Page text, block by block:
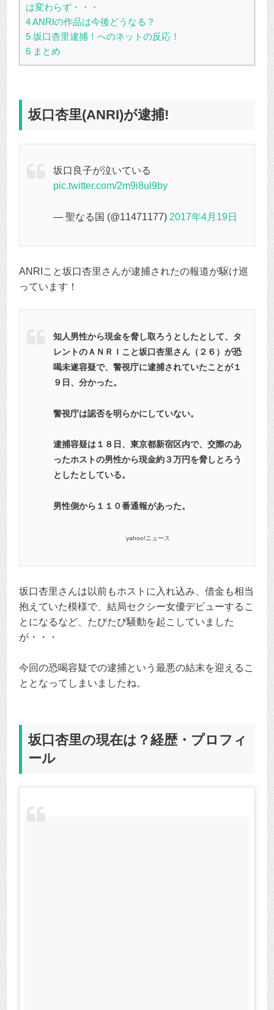
は変わらず・・・
4ANRIの作品は今後どうなる？
5 坂口杏里逮捕！へのネットの反応！
6 まとめ
坂口杏里(ANRI)が逮捕!
坂口良子が泣いている
pic.twitter.com/2m9i8ul9by
— 聖なる国 (@11471177) 2017年4月19日
ANRIこと坂口杏里さんが逮捕されたの報道が駆け巡
っています！
知人男性から現金を脅し取ろうとしたとして、タ
レントのＡＮＲＩこと坂口杏里さん（２６）が恐
喝未遂容疑で、警視庁に逮捕されていたことが１
９日、分かった。
警視庁は認否を明らかにしていない。
逮捕容疑は１８日、東京都新宿区内で、交際のあ
ったホストの男性から現金約３万円を脅しとろう
としたとしている。
男性側から１１０番通報があった。
yahoo!ニュース
坂口杏里さんは以前もホストに入れ込み、借金も相当
抱えていた模様で、結局セクシー女優デビューするこ
とになるなど、たびたび騒動を起こしていました
が・・・
今回の恐喝容疑での逮捕という最悪の結末を迎えるこ
ととなってしまいましたね。
坂口杏里の現在は？経歴・プロフィ
ール